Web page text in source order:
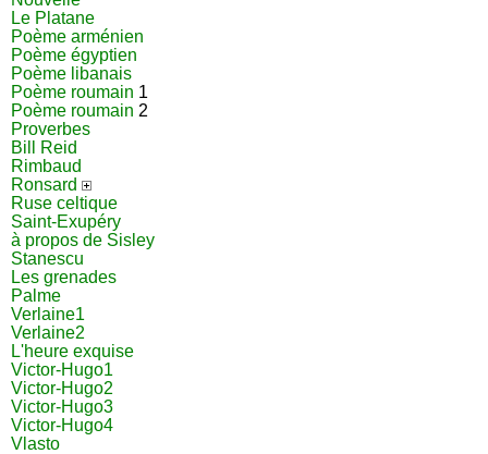
Le Platane
Poème arménien
Poème égyptien
Poème libanais
Poème roumain 1
Poème roumain 2
Proverbes
Bill Reid
Rimbaud
Ronsard
Ruse celtique
Saint-Exupéry
à propos de Sisley
Stanescu
Les grenades
Palme
Verlaine1
Verlaine2
L'heure exquise
Victor-Hugo1
Victor-Hugo2
Victor-Hugo3
Victor-Hugo4
Vlasto